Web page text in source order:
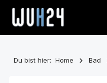
Zum Hauptinhalt springen
Du bist hier: Home Bad